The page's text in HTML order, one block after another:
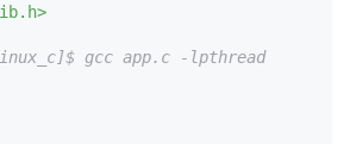
linux_c]$ gcc app.c -lpthread